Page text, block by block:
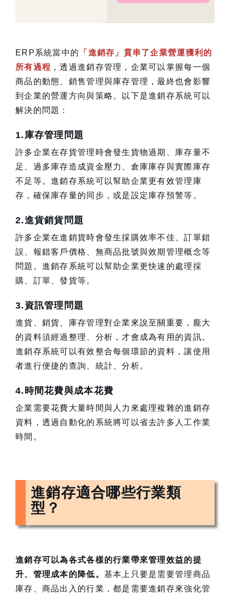
ERP系統當中的
「進銷存」貫串了企業營運獲利的
所有過程 ，透過進銷存管理，企業可以掌握每一個
商品的動態、銷售管理與庫存管理，最終也會影響
到企業的營運方向與策略。以下是進銷存系統可以
解決的問題：
1.庫存管理問題
許多企業在存貨管理時會發生貨物過期、庫存量不
足、過多庫存造成資金壓力、倉庫庫存與實際庫存
不足等。進銷存系統可以幫助企業更有效管理庫
存，確保庫存量的同步，或是設定庫存預警等。
2.進貨銷貨問題
許多企業在進銷貨時會發生採購效率不佳、訂單錯
誤、報錯客戶價格、無商品批號與效期管理概念等
問題。進銷存系統可以幫助企業更快速的處理採
購、訂單、發貨等。
3.資訊管理問題
進貨、銷貨、庫存管理對企業來說至關重要，龐大
的資料須經過整理、分析，才會成為有用的資訊。
進銷存系統可以有效整合每個環節的資料，讓使用
者進行便捷的查詢、統計、分析。
4.時間花費與成本花費
企業需要花費大量時間與人力來處理複雜的進銷存
資料，透過自動化的系統將可以省去許多人工作業
時間。
進銷存適合哪些行業類
型？
進銷存可以為各式各樣的行業帶來管理效益的提
升、管理成本的降低。 基本上只要是需要管理商品
庫存、商品出入的行業，都是需要進銷存來強化管